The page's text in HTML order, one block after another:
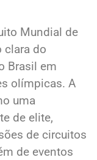
Mundial de
clara do
Brasil em
olímpicas. A
uma
de elite,
de circuitos
de eventos